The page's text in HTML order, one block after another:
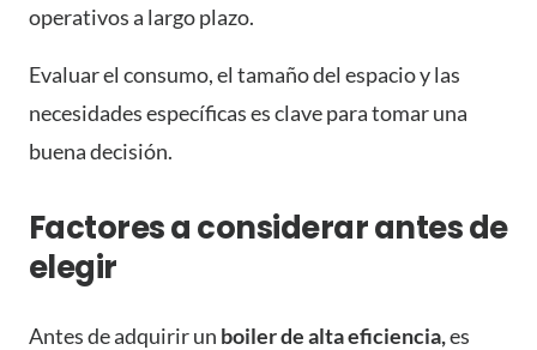
operativos a largo plazo.
Evaluar el consumo, el tamaño del espacio y las
necesidades específicas es clave para tomar una
buena decisión.
Factores a considerar antes de
elegir
Antes de adquirir un boiler de alta eficiencia,es